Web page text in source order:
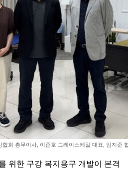
회 총무이사, 이준호 그레이스케일 대표, 임지준
위한 구강 복지용구 개발이 본격